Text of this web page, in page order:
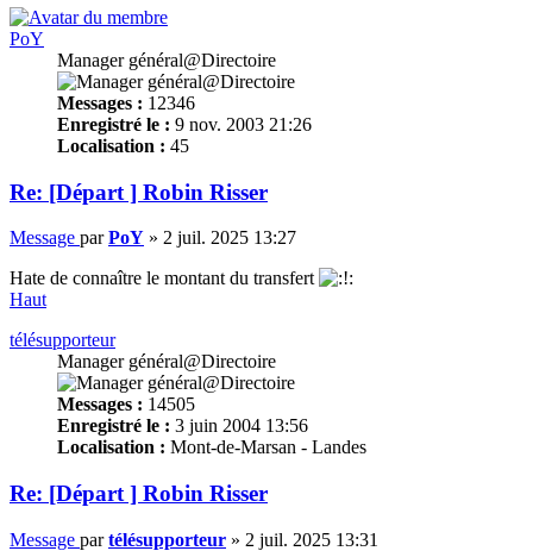
PoY
Manager général@Directoire
Messages : 12346
Enregistré le : 9 nov. 2003 21:26
Localisation : 45
Re: [Départ ] Robin Risser
Message parPoY » 2 juil. 2025 13:27
Hate de connaître le montant du transfert
Haut
télésupporteur
Manager général@Directoire
Messages : 14505
Enregistré le : 3 juin 2004 13:56
Localisation : Mont-de-Marsan - Landes
Re: [Départ ] Robin Risser
Message partélésupporteur » 2 juil. 2025 13:31